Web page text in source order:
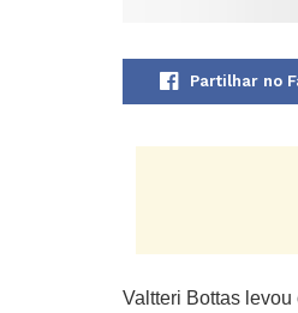
Partilhar no
Valtteri Bottas